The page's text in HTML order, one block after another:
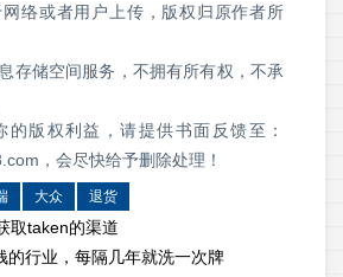
络或者用户上传，版权归原作者所
存储空间服务，不拥有所有权，不承
的版权利益，请提供书面反馈至：
，会尽快给予删除处理！
大众 退货
取taken的渠道
的行业，每隔几年就洗一次牌